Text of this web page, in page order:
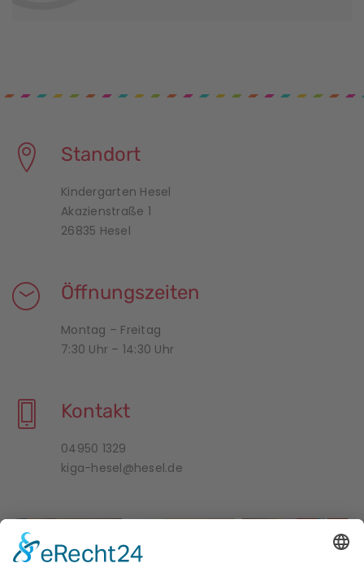
Standort
Kindergarten Hesel
Akazienstraße 1
26835 Hesel
Öffnungszeiten
Montag – Freitag
7:30 Uhr – 14:30 Uhr
Kontakt
04950 1329
kiga-hesel@hesel.de